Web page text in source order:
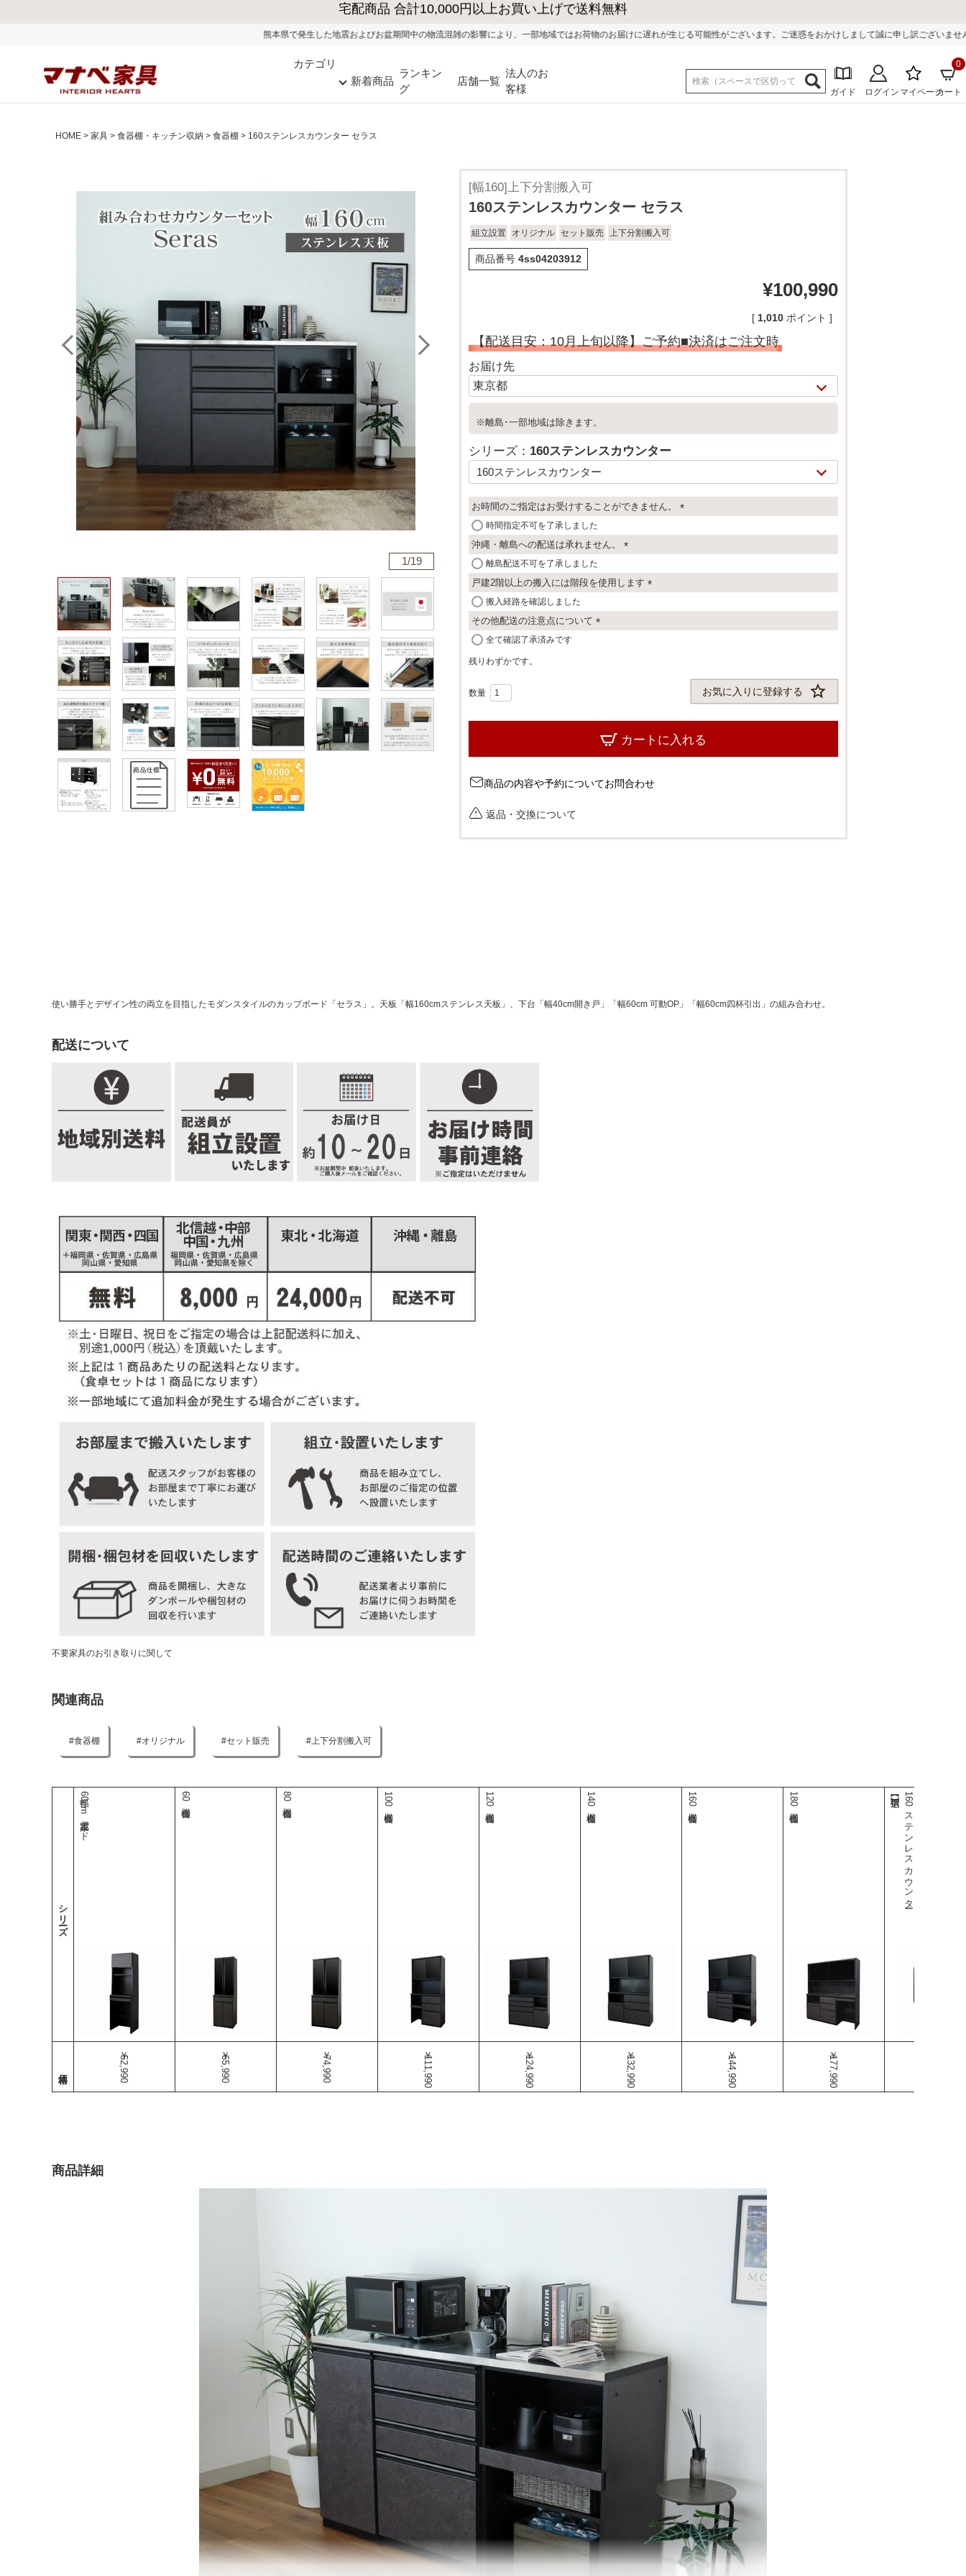
大型家具の送料・設置無料（※当社エリア）
熊本県で発生した地震およびお盆期間中の物流混雑の影響により、一部地域ではお荷物のお届けに遅れが生じる可能性がございます。ご迷惑をおかけしまして誠に申し訳ございません。
カテゴリ
新着商品
ランキン
グ
店舗一覧
法人のお
客様
ガイド ログイン マイページカート
0
HOME 家具 食器棚・キッチン収納 食器棚 160ステンレスカウンター セラス
1/19
[幅160]上下分割搬入可
160ステンレスカウンター セラス
組立設置 オリジナル セット販売 上下分割搬入可
商品番号 4ss04203912
¥100,990
[ 1,010 ポイント ]
【配送目安：10月上旬以降】ご予約■決済はご注文時
お届け先
※離島･一部地域は除きます。
シリーズ： 160ステンレスカウンター
お時間のご指定はお受けすることができません。
必
時間指定不可を了承しました
沖縄・離島への配送は承れません。
必
須
離島配送不可を了承しました
戸建2階以上の搬入には階段を使用します
必
搬入経路を確認しました
その他配送の注意点について
全て確認了承済みです
残りわずかです。
お気に入りに登録する
カートに入れる
商品の内容や予約についてお問合わせ
返品・交換について
使い勝手とデザイン性の両立を目指したモダンスタイルのカップボード「セラス」。天板「幅160cmステンレス天板」、下台「幅40cm開き戸」「幅60cm 可動OP」「幅60cm四杯引出」の組み合わせ。
配送について
不要家具のお引き取りに関して
関連商品
食器棚 オリジナル セット販売 上下分割搬入可
シリーズ
幅60cm家電ボード
￥52,990
60食器棚
￥65,990
80食器棚
￥74,990
100食器棚
￥111,990
120食器棚
￥124,990
140食器棚
￥132,990
160食器棚
￥144,990
180食器棚
￥177,990
160ステンレスカウンター
商品詳細